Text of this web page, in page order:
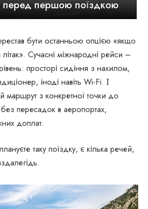
перед першою поїздкою
бути останньою опцією «якщо
Сучасні міжнародні рейси –
просторі сидіння з нахилом,
іноді навіть Wi-Fi. І
маршрут з конкретної точки до
без пересадок в аеропортах,
доплат.
таку поїздку, є кілька речей,